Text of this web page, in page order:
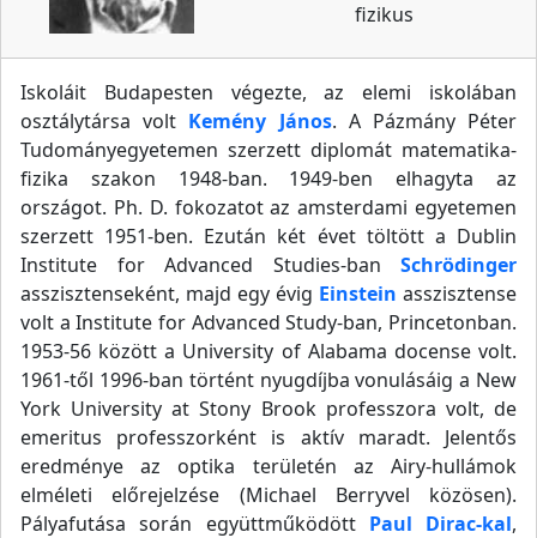
fizikus
Iskoláit Budapesten végezte, az elemi iskolában
osztálytársa volt Kemény János. A Pázmány Péter
Tudományegyetemen szerzett diplomát matematika-
fizika szakon 1948-ban. 1949-ben elhagyta az
országot. Ph. D. fokozatot az amsterdami egyetemen
szerzett 1951-ben. Ezután két évet töltött a Dublin
Institute for Advanced Studies-ban Schrödinger
asszisztenseként, majd egy évig Einstein asszisztense
volt a Institute for Advanced Study-ban, Princetonban.
1953-56 között a University of Alabama docense volt.
1961-től 1996-ban történt nyugdíjba vonulásáig a New
York University at Stony Brook professzora volt, de
emeritus professzorként is aktív maradt. Jelentős
eredménye az optika területén az Airy-hullámok
elméleti előrejelzése (Michael Berryvel közösen).
Pályafutása során együttműködött Paul Dirac-kal,